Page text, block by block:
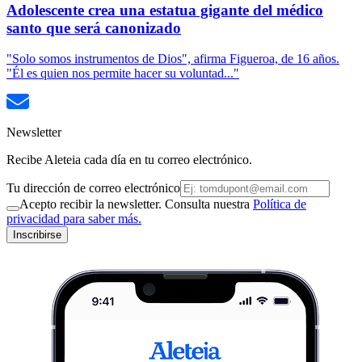
Adolescente crea una estatua gigante del médico
santo que será canonizado
"Solo somos instrumentos de Dios", afirma Figueroa, de 16 años.
"Él es quien nos permite hacer su voluntad..."
Newsletter
Recibe Aleteia cada día en tu correo electrónico.
Tu dirección de correo electrónico
Acepto recibir la newsletter. Consulta nuestra Política de
privacidad para saber más.
Inscribirse